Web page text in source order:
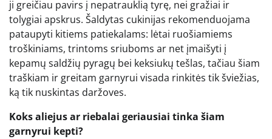
ji greičiau pavirs į nepatrauklią tyrę, nei gražiai ir
tolygiai apskrus. Šaldytas cukinijas rekomenduojama
pataupyti kitiems patiekalams: lėtai ruošiamiems
troškiniams, trintoms sriuboms ar net įmaišyti į
kepamų saldžių pyragų bei keksiukų tešlas, tačiau šiam
traškiam ir greitam garnyrui visada rinkitės tik šviežias,
ką tik nuskintas daržoves.
Koks aliejus ar riebalai geriausiai tinka šiam
garnyrui kepti?